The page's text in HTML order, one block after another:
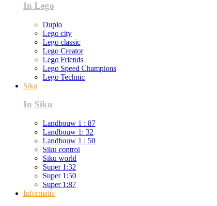
In Lego
Duplo
Lego city
Lego classic
Lego Creator
Lego Friends
Lego Speed Champions
Lego Technic
Siku
In Siku
Landbouw 1 : 87
Landbouw 1: 32
Landbouw 1 : 50
Siku control
Siku world
Super 1:32
Super 1:50
Super 1:87
Informatie